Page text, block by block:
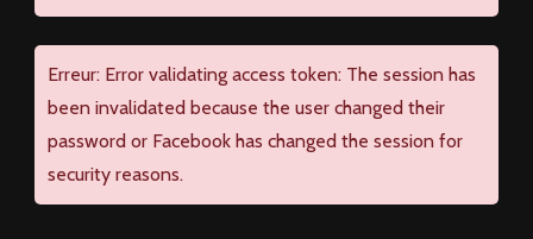
Erreur: Error validating access token: The session has
been invalidated because the user changed their
password or Facebook has changed the session for
security reasons.